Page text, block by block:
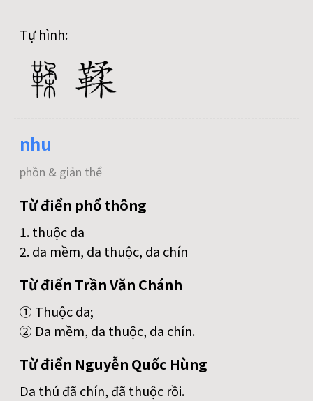
Tự hình:
nhu
phồn & giản thể
Từ điển phổ thông
1. thuộc da
2. da mềm, da thuộc, da chín
Từ điển Trần Văn Chánh
① Thuộc da;
② Da mềm, da thuộc, da chín.
Từ điển Nguyễn Quốc Hùng
Da thú đã chín, đã thuộc rồi.